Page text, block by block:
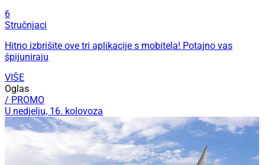
6
Stručnjaci
Hitno izbrišite ove tri aplikacije s mobitela! Potajno vas
špijuniraju
VIŠE
Oglas
/ PROMO
U nedjelju, 16. kolovoza